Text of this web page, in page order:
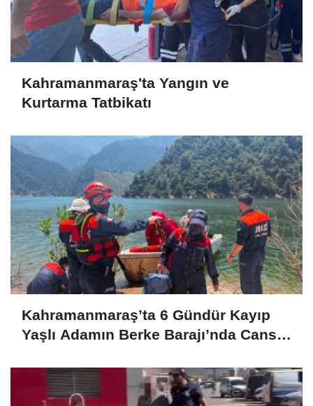
Kahramanmaraş'ta Yangın ve
Kurtarma Tatbikatı
Kahramanmaraş’ta 6 Gündür Kayıp
Yaşlı Adamın Berke Barajı’nda Cansız